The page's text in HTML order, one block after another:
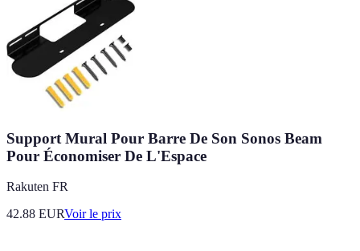
Support Mural Pour Barre De Son Sonos Beam
Pour Économiser De L'Espace
Rakuten FR
42.88 EURVoir le prix